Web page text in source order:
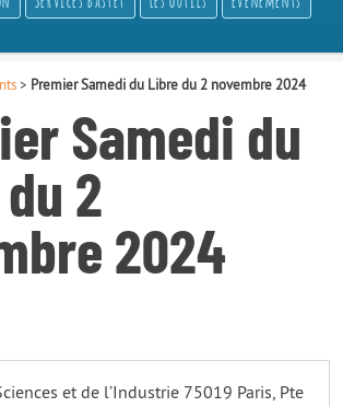
> Premier Samedi du Libre du 2 novembre 2024
Samedi du
2
2024
et de l’Industrie 75019 Paris, Pte